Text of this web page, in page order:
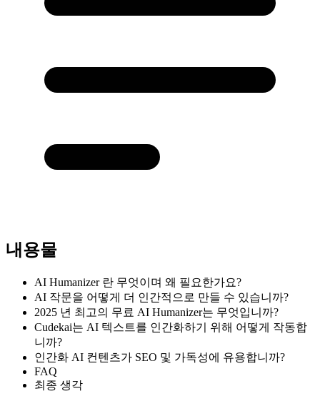
내용물
AI Humanizer 란 무엇이며 왜 필요한가요?
AI 작문을 어떻게 더 인간적으로 만들 수 있습니까?
2025 년 최고의 무료 AI Humanizer는 무엇입니까?
Cudekai는 AI 텍스트를 인간화하기 위해 어떻게 작동합
니까?
인간화 AI 컨텐츠가 SEO 및 가독성에 유용합니까?
FAQ
최종 생각